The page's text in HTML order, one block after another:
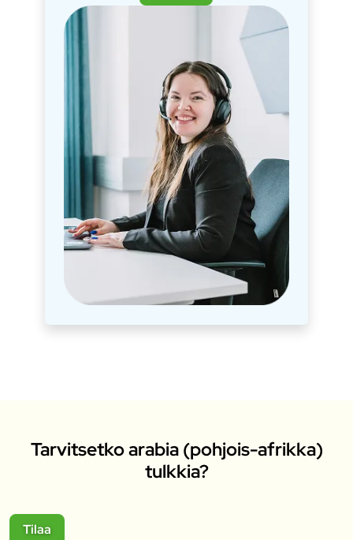
Tarvitsetko arabia (pohjois-afrikka)
tulkkia?
Tilaa